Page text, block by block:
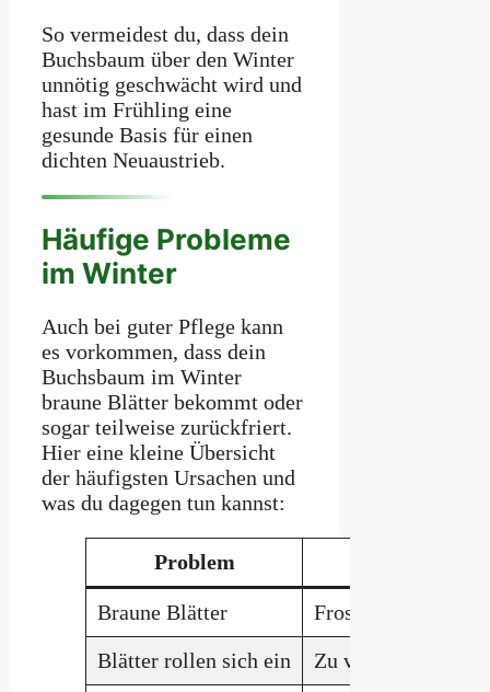
So vermeidest du, dass dein
Buchsbaum über den Winter
unnötig geschwächt wird und
hast im Frühling eine
gesunde Basis für einen
dichten Neuaustrieb.
Häufige Probleme
im Winter
Auch bei guter Pflege kann
es vorkommen, dass dein
Buchsbaum im Winter
braune Blätter bekommt oder
sogar teilweise zurückfriert.
Hier eine kleine Übersicht
der häufigsten Ursachen und
was du dagegen tun kannst:
Problem
Braune Blätter
Frosttrocknis
Blätter rollen sich ein
Zu viel Sonne oder